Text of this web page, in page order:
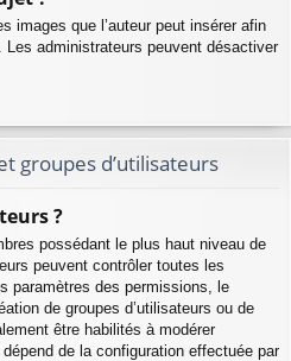
images que l’auteur peut insérer afin
Les administrateurs peuvent désactiver
groupes d’utilisateurs
?
possédant le plus haut niveau de
peuvent contrôler toutes les
paramètres des permissions, le
de groupes d’utilisateurs ou de
être habilités à modérer
de la configuration effectuée par